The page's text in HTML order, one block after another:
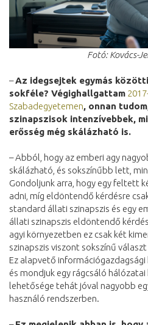
Fotó: Kovács-
–Az idegsejtek egymás
sokféle? Végighallgattam
Szabadegyetemen, onnan
szinapszisok intenzívebbek,
erősség még skálázható is.
– Abból, hogy az emberi agy
skálázható, és sokszínűbb lett,
Gondoljunk arra, hogy egy feltett
adni, míg eldöntendő kérdésre
standard állati szinapszis és egy
állati szinapszis eldöntendő
agyi környezetben ez csak két
szinapszis viszont sokszínű
Ez alapvető
és mondjuk egy rágcsáló
lehetősége tehát jóval nagyobb
használó rendszerben.